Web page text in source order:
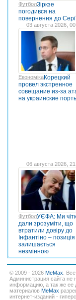
ФутболЗіркзе
погодився на
повернення до
03 августа 2026,
ЕкономікаКорецкий
провел экстренное
совещание из-за
на украинские
06 августа 2026,
ФутболУЄФА: Ми
дали зрозуміти, що
втратили довіру до
Інфантіно – позиція
залишається
незмінною
© 2009 - 2026 MeMax .
Администрация сайта не
информацию, а так же ее
материалов MeMax
интернет-изданий -